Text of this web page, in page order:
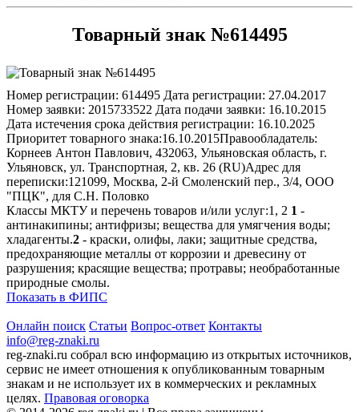
Товарный знак №614495
Номер регистрации: 614495 Дата регистрации: 27.04.2017
Номер заявки: 2015733522 Дата подачи заявки: 16.10.2015
Дата истечения срока действия регистрации: 16.10.2025
Приоритет товарного знака:16.10.2015Правообладатель:
Корнеев Антон Павлович, 432063, Ульяновская область, г.
Ульяновск, ул. Транспортная, 2, кв. 26 (RU)Адрес для
переписки:121099, Москва, 2-й Смоленский пер., 3/4, ООО
"ПЦК", для С.Н. Половко
Классы МКТУ и перечень товаров и/или услуг:1, 2 1 -
антинакипины; антифризы; вещества для умягчения воды;
хладагенты.2 - краски, олифы, лаки; защитные средства,
предохраняющие металлы от коррозии и древесину от
разрушения; красящие вещества; протравы; необработанные
природные смолы.
Показать в ФИПС
Онлайн поиск Статьи Вопрос-ответ Контакты
info@reg-znaki.ru
reg-znaki.ru собрал всю информацию из открытых источников,
сервис не имеет отношения к опубликованным товарным
знакам и не использует их в коммерческих и рекламных
целях. Правовая оговорка